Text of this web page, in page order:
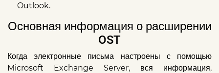
Outlook.
Основная информация о расширении
OST
Когда электронные письма настроены с помощью
Microsoft Exchange Server, вся информация,